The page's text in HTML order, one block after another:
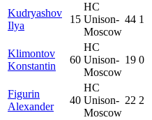
Kudryashov
Ilya
15
HC
Unison-
Moscow
44 1
Klimontov
Konstantin
60
HC
Unison-
Moscow
19 0
Figurin
Alexander
40
HC
Unison-
Moscow
22 2